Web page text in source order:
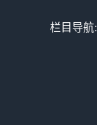
栏目导航: